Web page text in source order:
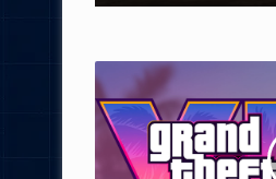
GTA
6
Cheats
PC:
Alle